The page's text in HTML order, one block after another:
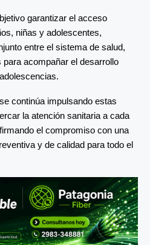
garantizar el acceso
niñas y adolescentes,
entre el sistema de salud,
acompañar el desarrollo
continúa impulsando estas
la atención sanitaria a cada
el compromiso con una
y de calidad para todo el